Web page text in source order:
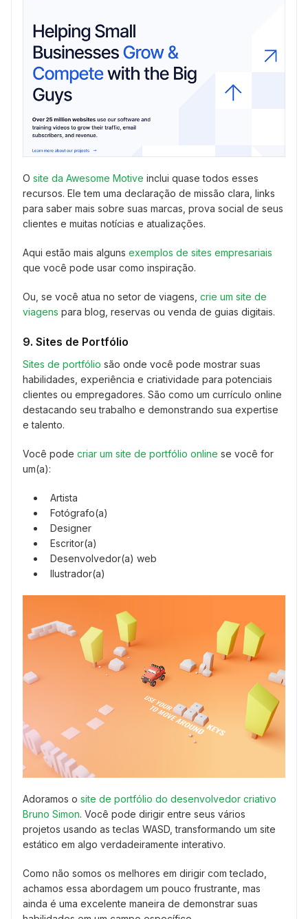
O site da Awesome Motive inclui quase todos esses
recursos. Ele tem uma declaração de missão clara, links
para saber mais sobre suas marcas, prova social de seus
clientes e muitas notícias e atualizações.
Aqui estão mais alguns exemplos de sites empresariais
que você pode usar como inspiração.
Ou, se você atua no setor de viagens, crie um site de
viagens para blog, reservas ou venda de guias digitais.
9. Sites de Portfólio
Sites de portfólio são onde você pode mostrar suas
habilidades, experiência e criatividade para potenciais
clientes ou empregadores. São como um currículo online
destacando seu trabalho e demonstrando sua expertise
e talento.
Você pode criar um site de portfólio online se você for
um(a):
Artista
Fotógrafo(a)
Designer
Escritor(a)
Desenvolvedor(a) web
Ilustrador(a)
Adoramos o site de portfólio do desenvolvedor criativo
Bruno Simon. Você pode dirigir entre seus vários
projetos usando as teclas WASD, transformando um site
estático em algo verdadeiramente interativo.
Como não somos os melhores em dirigir com teclado,
achamos essa abordagem um pouco frustrante, mas
ainda é uma excelente maneira de demonstrar suas